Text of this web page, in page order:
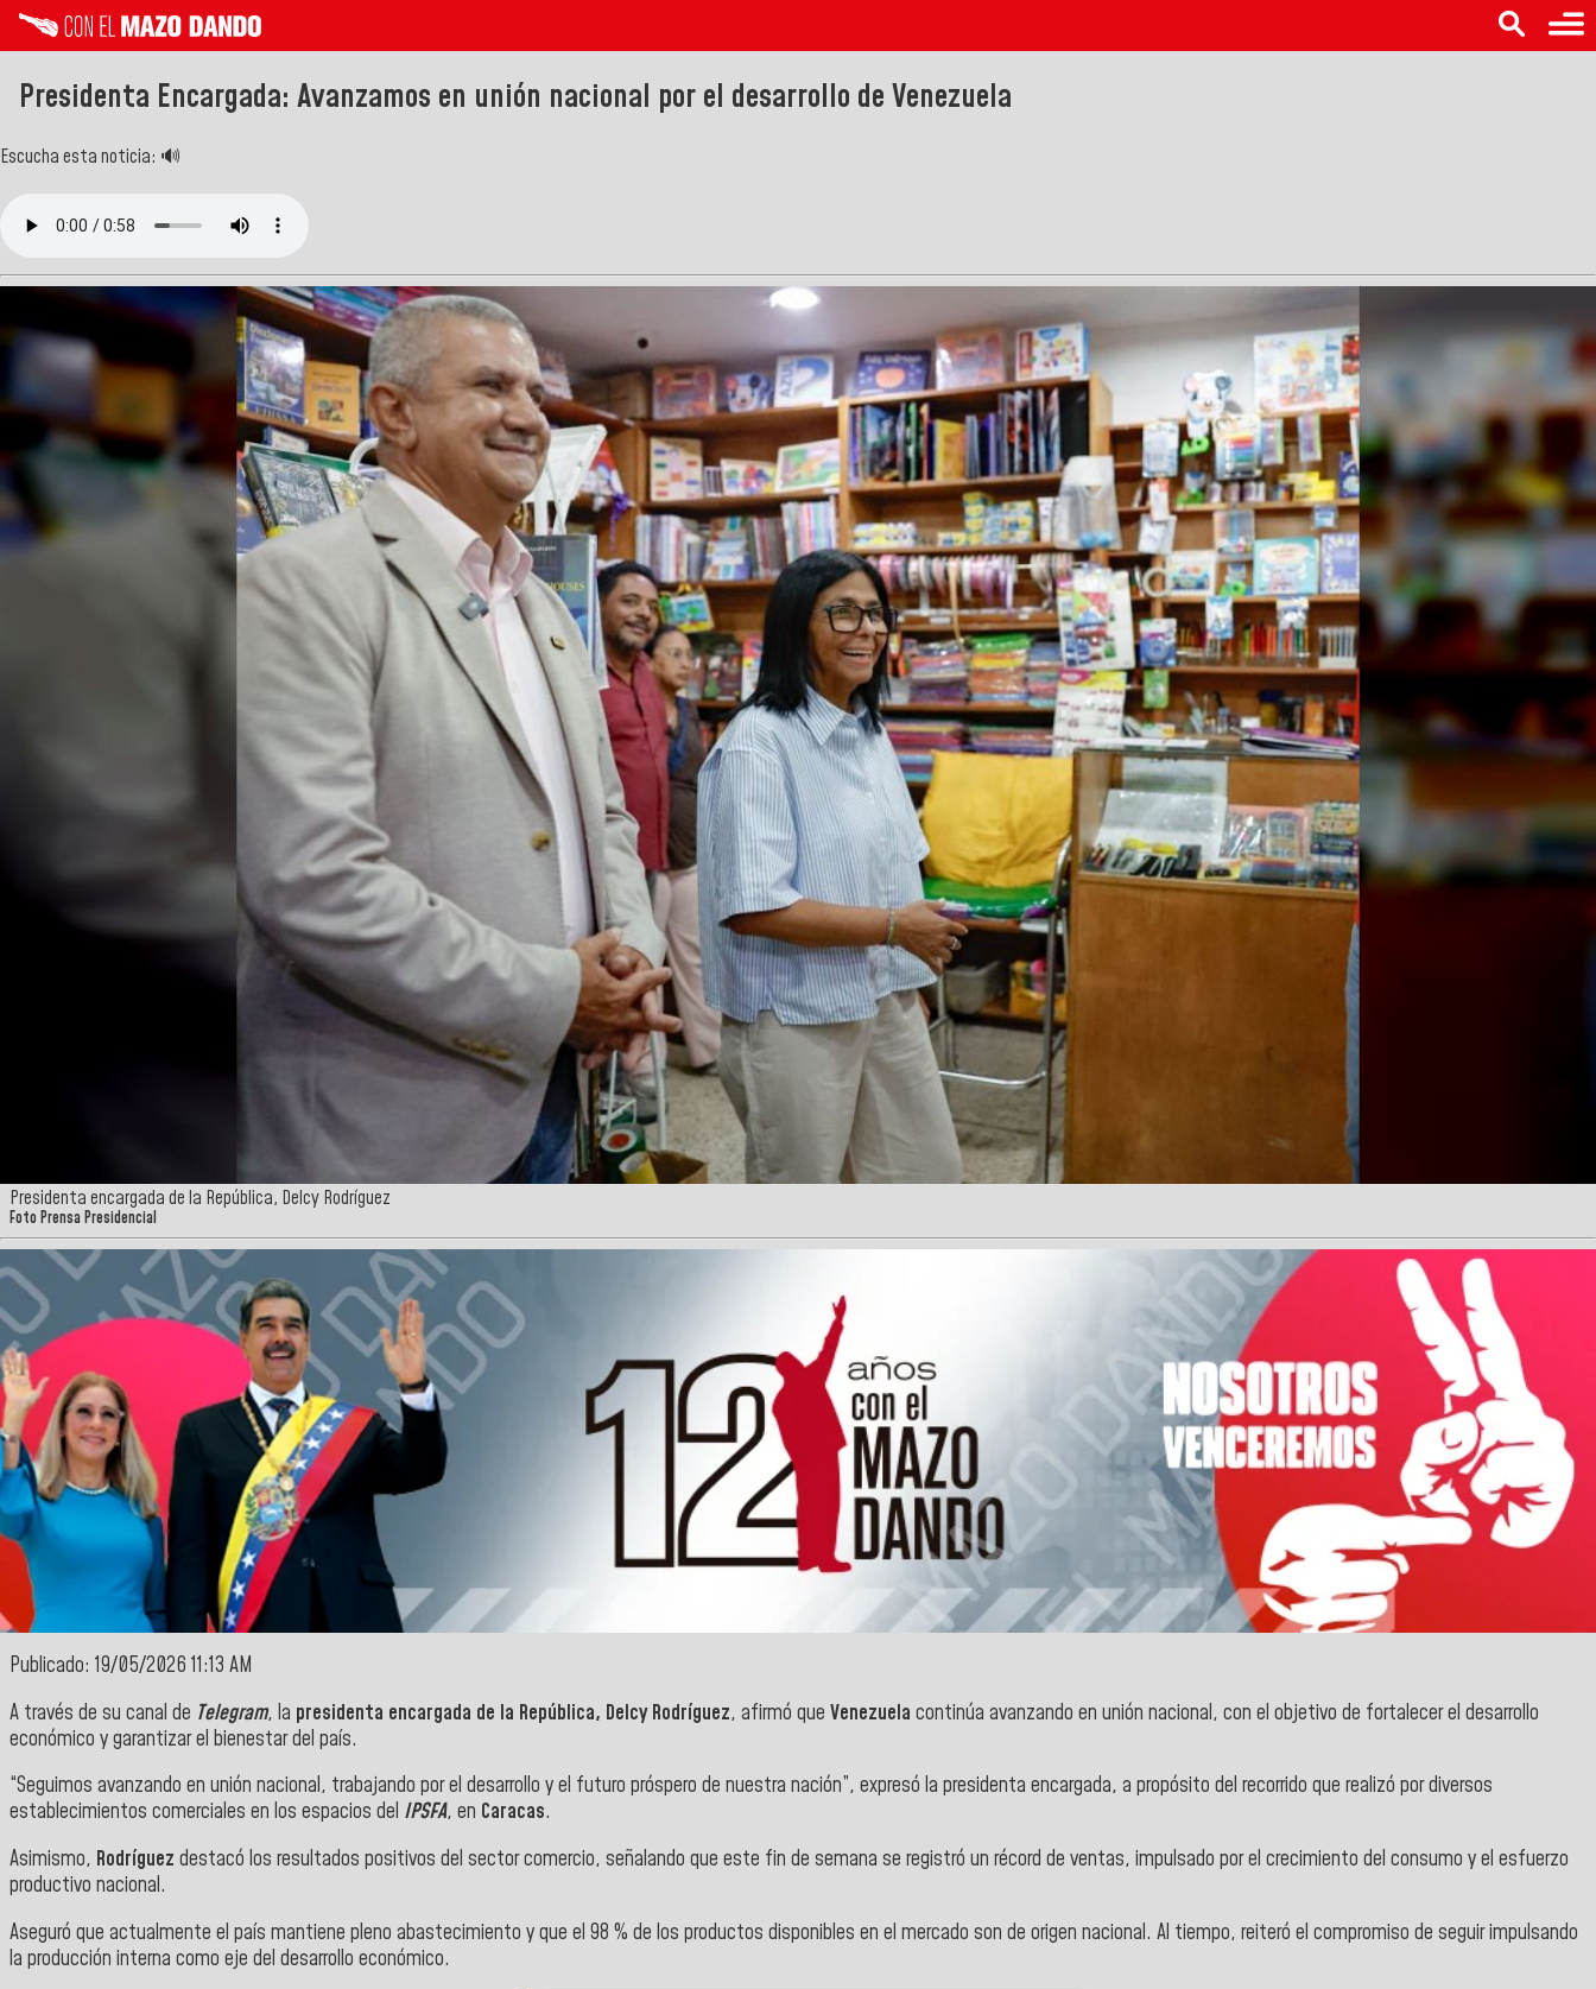
Presidenta Encargada: Avanzamos en unión nacional por el desarrollo de Venezuela
Escucha esta noticia: 🔊
Presidenta encargada de la República, Delcy Rodríguez
Foto Prensa Presidencial
Publicado: 19/05/2026 11:13 AM
A través de su canal de Telegram, la presidenta encargada de la República, Delcy Rodríguez, afirmó que Venezuela continúa avanzando en unión nacional, con el objetivo de fortalecer el desarrollo
económico y garantizar el bienestar del país.
“Seguimos avanzando en unión nacional, trabajando por el desarrollo y el futuro próspero de nuestra nación”, expresó la presidenta encargada, a propósito del recorrido que realizó por diversos
establecimientos comerciales en los espacios del IPSFA, en Caracas.
Asimismo, Rodríguez destacó los resultados positivos del sector comercio, señalando que este fin de semana se registró un récord de ventas, impulsado por el crecimiento del consumo y el esfuerzo
productivo nacional.
Aseguró que actualmente el país mantiene pleno abastecimiento y que el 98 % de los productos disponibles en el mercado son de origen nacional. Al tiempo, reiteró el compromiso de seguir impulsando
la producción interna como eje del desarrollo económico.